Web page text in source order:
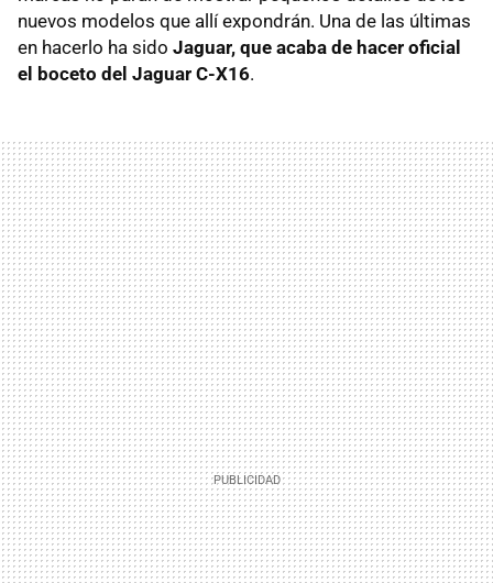
nuevos modelos que allí expondrán. Una de las últimas
en hacerlo ha sido Jaguar, que acaba de hacer oficial
el boceto del Jaguar C-X16.